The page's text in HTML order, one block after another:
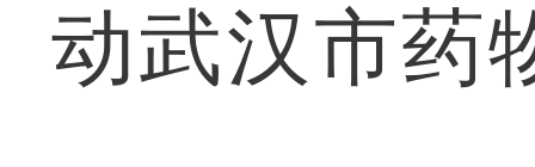
动武汉市药